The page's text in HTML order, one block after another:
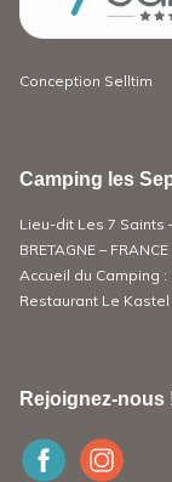
Conception Selltim
Camping les
Lieu-dit Les 7 Saints
BRETAGNE – FRANCE
Accueil du Camping :
Restaurant Le Kastel
Rejoignez-nous